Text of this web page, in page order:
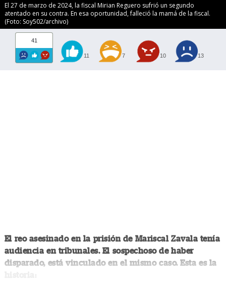
El 27 de marzo de 2024, la fiscal Mirian Reguero sufrió un segundo
atentado en su contra. En esa oportunidad, falleció la mamá de la fiscal.
(Foto: Soy502/archivo)
41
11 7 10 13
El reo asesinado en la prisión de Mariscal Zavala tenía
audiencia en tribunales. El sospechoso de haber
disparado, está vinculado en el mismo caso. Esta es la